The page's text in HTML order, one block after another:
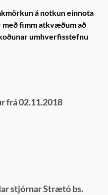
á notkun einnota
með fimm atkvæðum að
umhverfisstefnu
frá 02.11.2018
stjórnar Strætó bs.